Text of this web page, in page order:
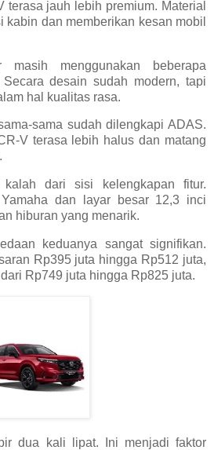
terasa jauh lebih premium. Material
kabin dan memberikan kesan mobil
masih menggunakan beberapa
desain sudah modern, tapi
hal kualitas rasa.
sama sudah dilengkapi ADAS.
V terasa lebih halus dan matang
dari sisi kelengkapan fitur.
dan layar besar 12,3 inci
hiburan yang menarik.
keduanya sangat signifikan.
Rp395 juta hingga Rp512 juta,
Rp749 juta hingga Rp825 juta.
dua kali lipat. Ini menjadi faktor